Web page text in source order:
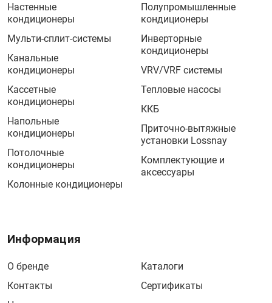
Настенные
кондиционеры
Мульти-сплит-системы
Канальные
кондиционеры
Кассетные
кондиционеры
Напольные
кондиционеры
Потолочные
кондиционеры
Колонные кондиционеры
Полупромышленные
кондиционеры
Инверторные
кондиционеры
VRV/VRF системы
Тепловые насосы
ККБ
Приточно-вытяжные
установки Lossnay
Комплектующие и
аксессуары
Информация
О бренде
Контакты
Каталоги
Сертификаты